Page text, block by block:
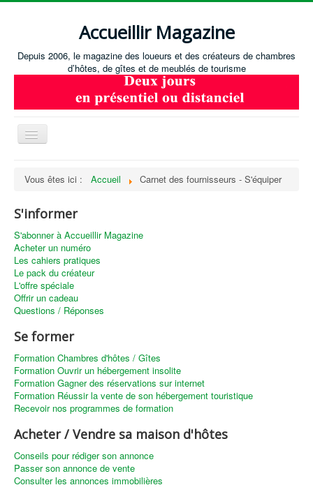
Accueillir Magazine
Depuis 2006, le magazine des loueurs et des créateurs de chambres
d’hôtes, de gîtes et de meublés de tourisme
Basculer
Gérer
S'équiper
Annonces immobilières
Recevoir les annonces immobilières / Nous contacter
Vous êtes ici : Accueil Carnet des fournisseurs - S'équiper
S'informer
S'abonner à Accueillir Magazine
Acheter un numéro
Les cahiers pratiques
Le pack du créateur
L'offre spéciale
Offrir un cadeau
Questions / Réponses
Se former
Formation Chambres d'hôtes / Gîtes
Formation Ouvrir un hébergement insolite
Formation Gagner des réservations sur internet
Formation Réussir la vente de son hébergement touristique
Recevoir nos programmes de formation
Acheter / Vendre sa maison d'hôtes
Conseils pour rédiger son annonce
Passer son annonce de vente
Consulter les annonces immobilières